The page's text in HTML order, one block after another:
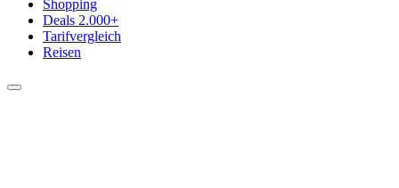
Shopping
Deals 2.000+
Tarifvergleich
Reisen